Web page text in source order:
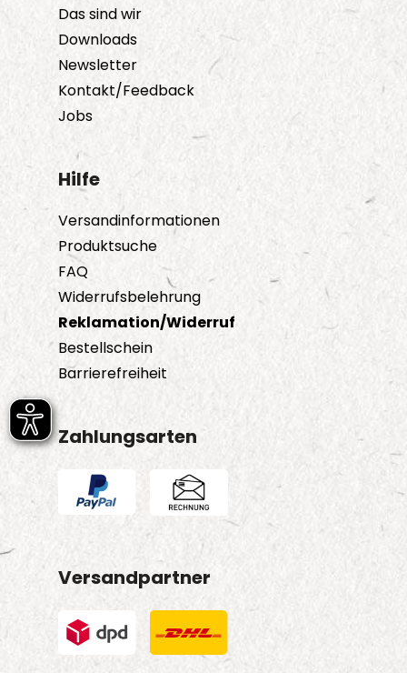
der
Produktseite
Das sind wir
Downloads
Newsletter
Kontakt/Feedback
Jobs
Hilfe
Versandinformationen
Produktsuche
FAQ
Widerrufsbelehrung
Reklamation/Widerruf
Bestellschein
Barrierefreiheit
Zahlungsarten
Versandpartner